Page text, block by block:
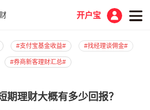
开户宝
#支付宝基金收益# #找经理谈佣金#
#券商新客理财汇总#
期理财大概有多少回报？